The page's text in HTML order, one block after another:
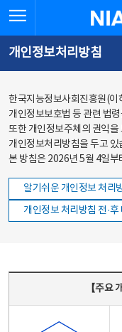
바로가기
바로가기
한국지
개인정보처리방침
한국지능정보사회진흥원(이
개인정보보호법 등 관련 법
또한 개인정보주체의 권익을
개인정보처리방침을 두고 있
본 방침은 2026년 5월 4일부
알기쉬운 개인정보 처리
개인정보 처리방침 전·
【주요